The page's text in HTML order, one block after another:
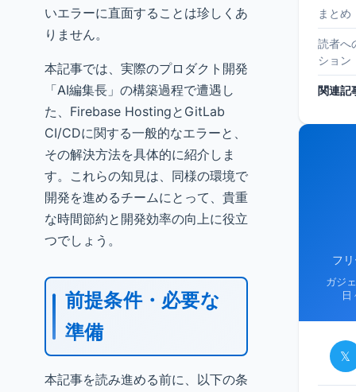
いエラーに直面することは珍しくあ
りません。
本記事では、実際のプロダクト開発
「AI編集長」の構築過程で遭遇し
た、Firebase HostingとGitLab
CI/CDに関する一般的なエラーと、
その解決方法を具体的に紹介しま
す。これらの知見は、同様の環境で
開発を進めるチームにとって、貴重
な時間節約と開発効率の向上に役立
つでしょう。
前提条件・必要な
準備
本記事を読み進める前に、以下の条
まとめ
読者へ
ション
関連記
フ
ガジ
日
𝕏